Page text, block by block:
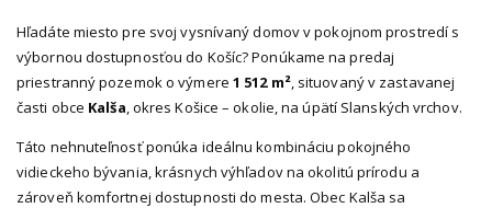
výbornou dostupnosťou do Košíc? Ponúkame na predaj
priestranný pozemok o výmere1 512 m², situovaný v zastavanej
časti obceKalša, okres Košice – okolie, na úpätí Slanských vrchov.
Táto nehnuteľnosť ponúka ideálnu kombináciu pokojného
vidieckeho bývania, krásnych výhľadov na okolitú prírodu a
zároveň komfortnej dostupnosti do mesta. Obec Kalša sa
nachádza len približne20 km od Košíc, čo predstavuje približne